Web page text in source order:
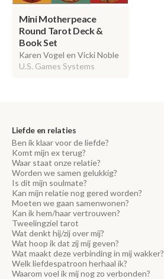
Mini Motherpeace
Round Tarot Deck &
Book Set
Karen Vogel en Vicki Noble
U.S. Games Systems
Liefde en relaties
Ben ik klaar voor de liefde?
Komt mijn ex terug?
Waar staat onze relatie?
Worden we samen gelukkig?
Is dit mijn soulmate?
Kan mijn relatie nog gered worden?
Moeten we gaan samenwonen?
Kan ik hem/haar vertrouwen?
Tweelingziel tarot
Wat denkt hij/zij over mij?
Wat hoop ik dat zij mij geven?
Wat maakt deze verbinding in mij wakker?
Welk liefdespatroon herhaal ik?
Waarom voel ik mij nog zo verbonden?